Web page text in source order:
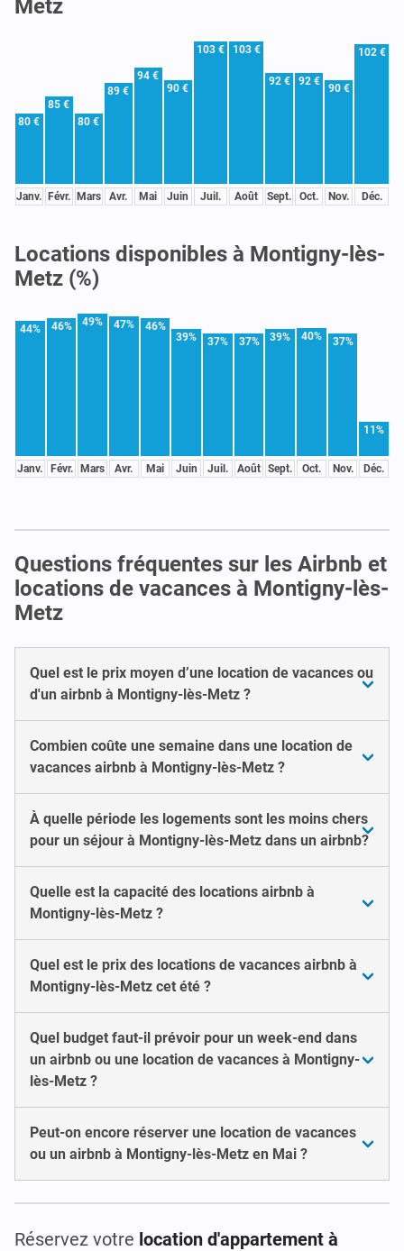
Metz
80 €
Janv.
85 €
Févr.
80 €
Mars
89 €
Avr.
94 €
Mai
90 €
Juin
103 €
Juil.
103 €
Août
92 €
Sept.
92 €
Oct.
90 €
Nov.
102 €
Déc.
Locations disponibles à Montigny-lès-
Metz (%)
44%
Janv.
46%
Févr.
49%
Mars
47%
Avr.
46%
Mai
39%
Juin
37%
Juil.
37%
Août
39%
Sept.
40%
Oct.
37%
Nov.
11%
Déc.
Questions fréquentes sur les Airbnb et
locations de vacances à Montigny-lès-
Metz
Quel est le prix moyen d’une location de vacances ou
d'un airbnb à Montigny-lès-Metz ?
Combien coûte une semaine dans une location de
vacances airbnb à Montigny-lès-Metz ?
À quelle période les logements sont les moins chers
pour un séjour à Montigny-lès-Metz dans un airbnb?
Quelle est la capacité des locations airbnb à
Montigny-lès-Metz ?
Quel est le prix des locations de vacances airbnb à
Montigny-lès-Metz cet été ?
Quel budget faut-il prévoir pour un week-end dans
un airbnb ou une location de vacances à Montigny-
lès-Metz ?
Peut-on encore réserver une location de vacances
ou un airbnb à Montigny-lès-Metz en Mai ?
Réservez votre location d'appartement à